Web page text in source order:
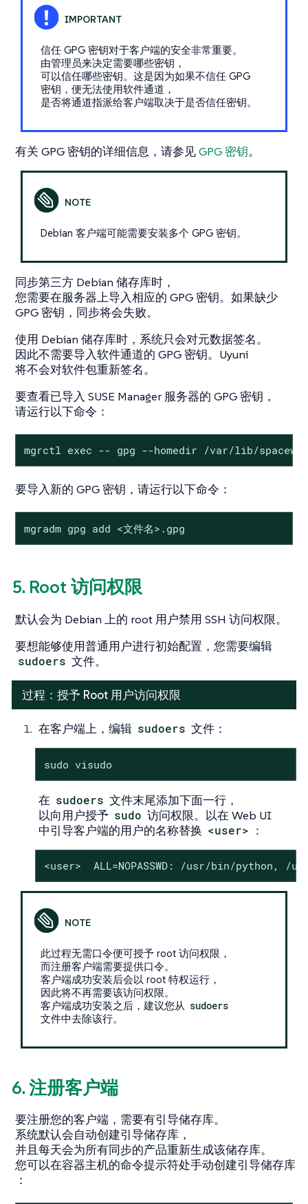
信任 GPG 密钥对于客户端的安全非常重要。
由管理员来决定需要哪些密钥，
可以信任哪些密钥。这是因为如果不信任 GPG
密钥，便无法使用软件通道，
是否将通道指派给客户端取决于是否信任密钥。
有关 GPG 密钥的详细信息，请参见GPG 密钥。
Debian 客户端可能需要安装多个 GPG 密钥。
同步第三方 Debian 储存库时，
您需要在服务器上导入相应的 GPG 密钥。如果缺少
GPG 密钥，同步将会失败。
使用 Debian 储存库时，系统只会对元数据签名。
因此不需要导入软件通道的 GPG 密钥。Uyuni
将不会对软件包重新签名。
要查看已导入 SUSE Manager 服务器的 GPG 密钥，
请运行以下命令：
mgrctl exec -- gpg --homedir /var/lib/
要导入新的 GPG 密钥，请运行以下命令：
mgradm gpg add <文件名>.gpg
5. Root 访问权限
默认会为 Debian 上的 root 用户禁用 SSH 访问权限。
要想能够使用普通用户进行初始配置，您需要编辑
sudoers 文件。
过程：授予 Root 用户访问权限
在客户端上，编辑 sudoers 文件：
sudo visudo
在 sudoers 文件末尾添加下面一行，
以向用户授予 sudo 访问权限。以在 Web UI
中引导客户端的用户的名称替换 <user> ：
<user>  ALL=NOPASSWD: /usr/bin/
此过程无需口令便可授予 root 访问权限，
而注册客户端需要提供口令。
客户端成功安装后会以 root 特权运行，
因此将不再需要该访问权限。
客户端成功安装之后，建议您从 sudoers
文件中去除该行。
6. 注册客户端
要注册您的客户端，需要有引导储存库。
系统默认会自动创建引导储存库，
并且每天会为所有同步的产品重新生成该储存库。
您可以在容器主机的命令提示符处手动创建引导储存库
：